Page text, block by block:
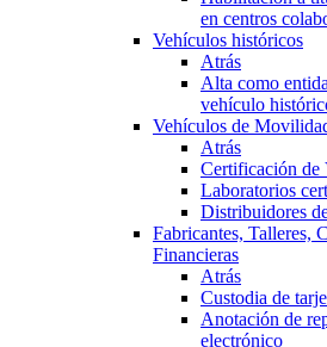
en centros
Vehículos históricos
Atrás
Alta como
vehículo
Vehículos de
Atrás
Certificación de
Laboratorios
Distribuidores
Fabricantes, Talleres,
Financieras
Atrás
Custodia de
Anotación de
electrónico